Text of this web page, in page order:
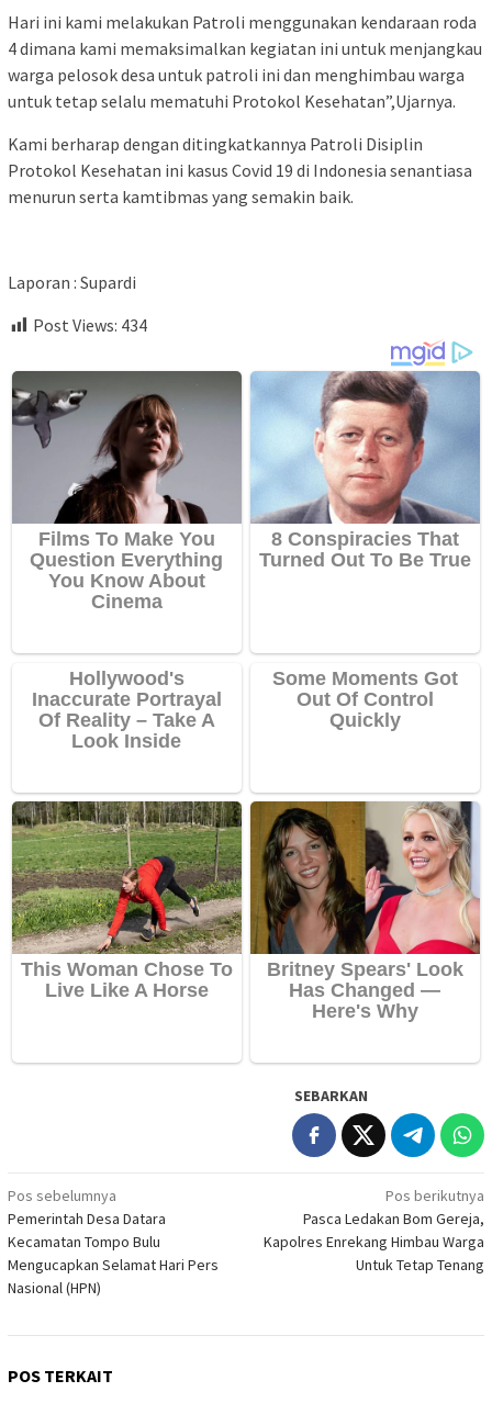
Hari ini kami melakukan Patroli menggunakan kendaraan roda
4 dimana kami memaksimalkan kegiatan ini untuk menjangkau
warga pelosok desa untuk patroli ini dan menghimbau warga
untuk tetap selalu mematuhi Protokol Kesehatan”,Ujarnya.
Kami berharap dengan ditingkatkannya Patroli Disiplin
Protokol Kesehatan ini kasus Covid 19 di Indonesia senantiasa
menurun serta kamtibmas yang semakin baik.
Laporan : Supardi
Post Views: 434
SEBARKAN
Navigasi
pos
Pos sebelumnya
Pemerintah Desa Datara
Kecamatan Tompo Bulu
Mengucapkan Selamat Hari Pers
Nasional (HPN)
Pos berikutnya
Pasca Ledakan Bom Gereja,
Kapolres Enrekang Himbau Warga
Untuk Tetap Tenang
POS TERKAIT